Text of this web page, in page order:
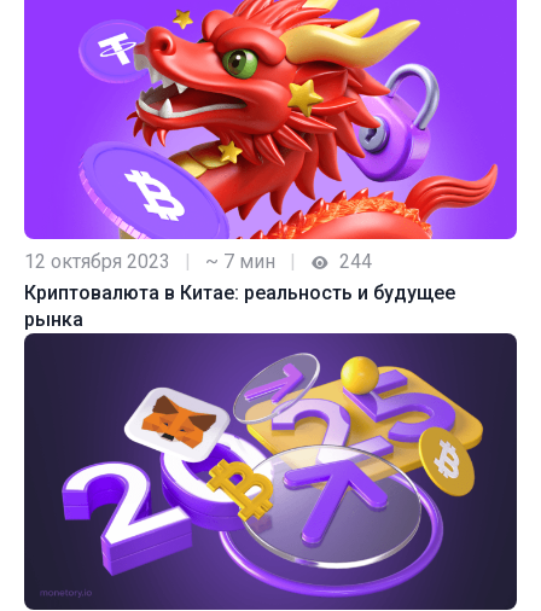
12 октября 2023 | ~ 7 мин |
244
Криптовалюта в Китае: реальность и будущее
рынка